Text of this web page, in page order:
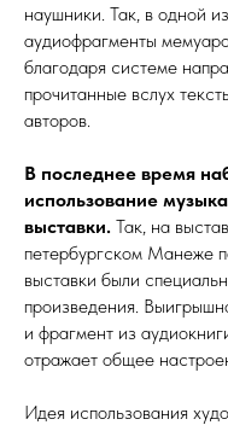
наушники. Так, в одной
аудиофрагменты
благодаря системе
прочитанные вслух
авторов.
В последнее время
использование
выставки. Так, на
петербургском Манеже
выставки были
произведения.
и фрагмент из
отражает общее
Идея использования